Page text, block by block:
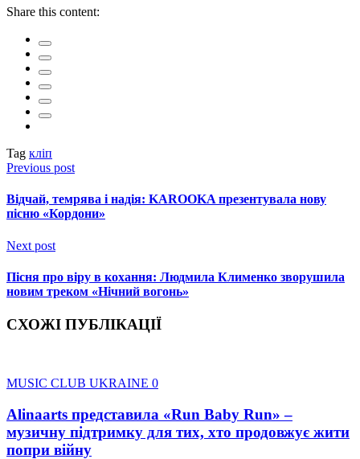
Share this content:
Tag кліп
Previous post
Відчай, темрява і надія: KAROOKA презентувала нову
пісню «Кордони»
Next post
Пісня про віру в кохання: Людмила Клименко зворушила
новим треком «Нічний вогонь»
СХОЖІ ПУБЛІКАЦІЇ
MUSIC CLUB UKRAINE 0
Alinaarts представила «Run Baby Run» –
музичну підтримку для тих, хто продовжує жити
попри війну